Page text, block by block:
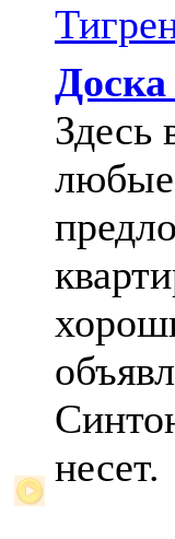
Здесь
любые
несет.